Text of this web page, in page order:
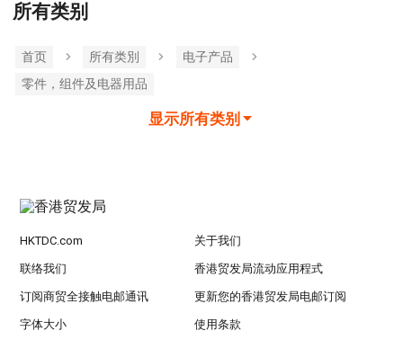
所有类别
首页 所有类別
电子产品
零件，组件及电器用品
显示所有类别
HKTDC.com 关于我们
联络我们 香港贸发局流动应用程式
订阅商贸全接触电邮通讯 更新您的香港贸发局电邮订阅
字体大小 使用条款